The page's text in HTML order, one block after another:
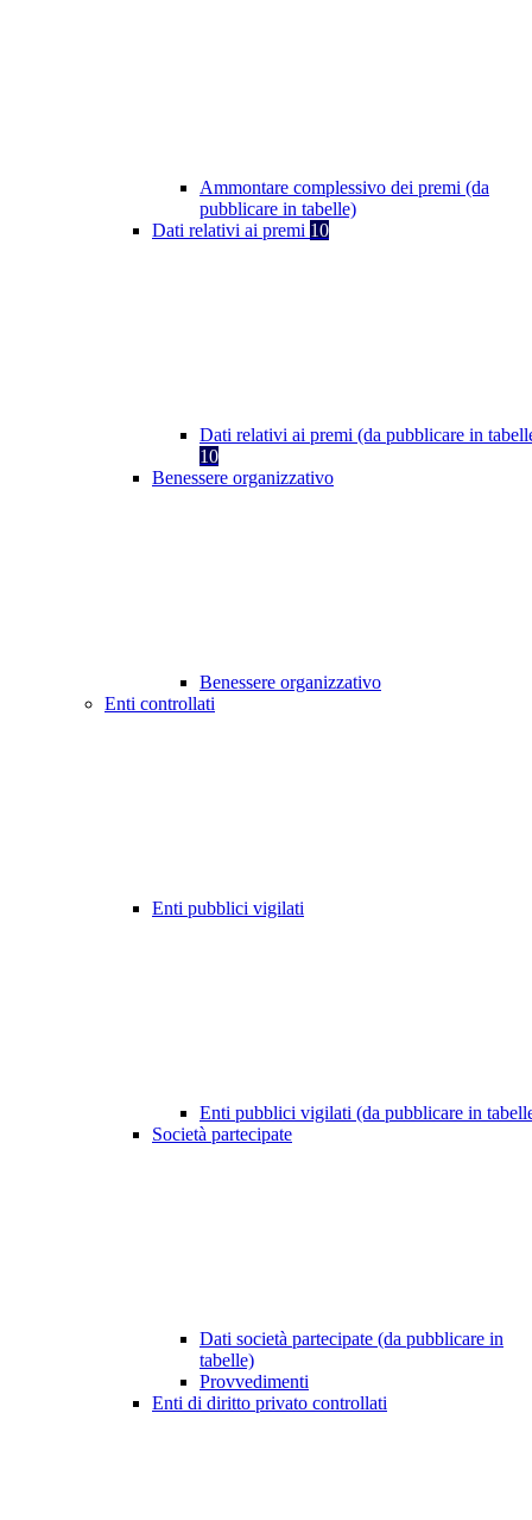
Ammontare complessivo dei premi (da
pubblicare in tabelle)
Dati relativi ai premi 10
Dati relativi ai premi (da pubblicare in
10
Benessere organizzativo
Benessere organizzativo
Enti controllati
Enti pubblici vigilati
Enti pubblici vigilati (da pubblicare in
Società partecipate
Dati società partecipate (da pubblicare in
tabelle)
Provvedimenti
Enti di diritto privato controllati